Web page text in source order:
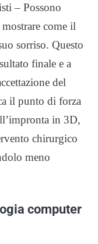
– Possono
come il
sorriso. Questo
finale e a
del
il punto di forza
in 3D,
chirurgico
meno
computer